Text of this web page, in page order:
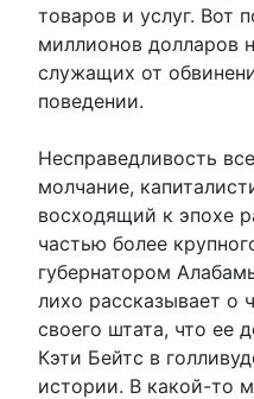
товаров и услуг. Вот
миллионов долларов
служащих от
поведении.
Несправедливость
молчание,
восходящий к эпохе
частью более
губернатором
лихо рассказывает о
своего штата, что ее
Кэти Бейтс в
истории. В какой-то